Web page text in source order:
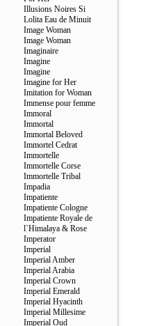
Illusions Noires Si
Lolita Eau de Minuit
Image Woman
Image Woman
Imaginaire
Imagine
Imagine
Imagine for Her
Imitation for Woman
Immense pour femme
Immoral
Immortal
Immortal Beloved
Immortel Cedrat
Immortelle
Immortelle Corse
Immortelle Tribal
Impadia
Impatiente
Impatiente Cologne
Impatiente Royale de
l`Himalaya & Rose
Imperator
Imperial
Imperial Amber
Imperial Arabia
Imperial Crown
Imperial Emerald
Imperial Hyacinth
Imperial Millesime
Imperial Oud